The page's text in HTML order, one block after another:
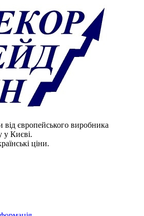
від європейського виробника
у Києві.
ціни.